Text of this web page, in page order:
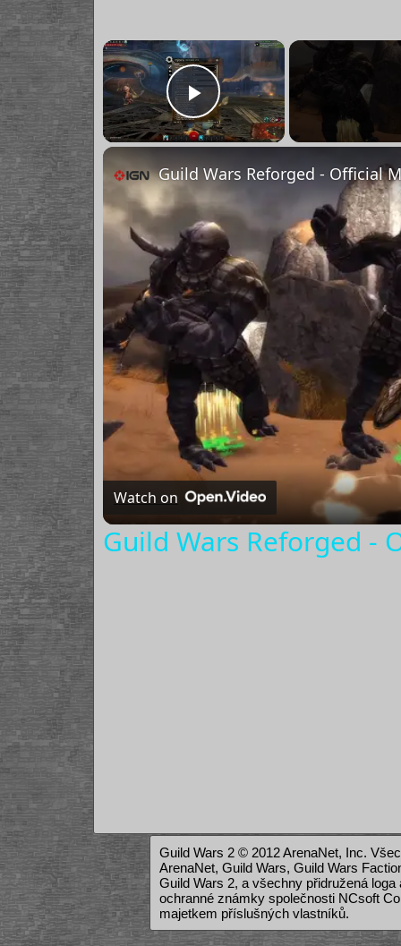
×
Play Video
Guild Wars Reforged - Official
Watch on
Guild Wars Reforged -
Guild Wars 2 © 2012 ArenaNet, Inc.
ArenaNet, Guild Wars, Guild Wars
Guild Wars 2, a všechny přidružená
ochranné známky společnosti NCsoft
majetkem příslušných vlastníků.